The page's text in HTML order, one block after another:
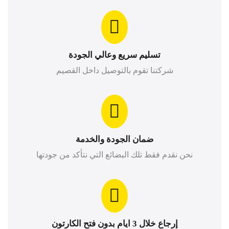
تسليم سريع وعالي الجودة
شركتنا تقوم بالتوصيل داخل القصيم
ضمان الجودة والخدمة
نحن نقدم فقط تلك البضائع التي نتأكد من جودتها
إرجاع خلال 3 ايام بدون فتح الكارتون